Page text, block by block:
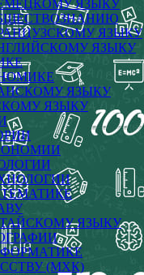
НЕМЕЦКОМУ ЯЗЫКУ
ОБЩЕСТВОЗНАНИЮ
ФРАНЦУЗСКОМУ ЯЗЫКУ
АНГЛИЙСКОМУ ЯЗЫКУ
ЯЗЫКУ
ЯЗЫКУ
КИТАЙСКОМУ ЯЗЫКУ
(МХК)